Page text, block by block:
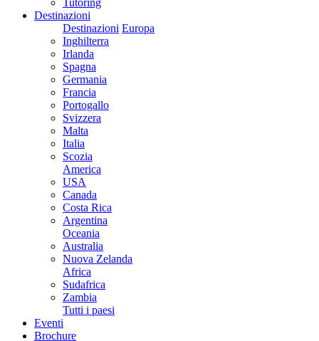
Tutoring
Destinazioni
Destinazioni Europa
Inghilterra
Irlanda
Spagna
Germania
Francia
Portogallo
Svizzera
Malta
Italia
Scozia
America
USA
Canada
Costa Rica
Argentina
Oceania
Australia
Nuova Zelanda
Africa
Sudafrica
Zambia
Tutti i paesi
Eventi
Brochure